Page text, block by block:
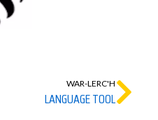
WAR-LERC'H
LANGUAGE TOOL